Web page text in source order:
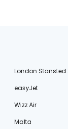
London Stansted
easyJet
Wizz Air
Malta